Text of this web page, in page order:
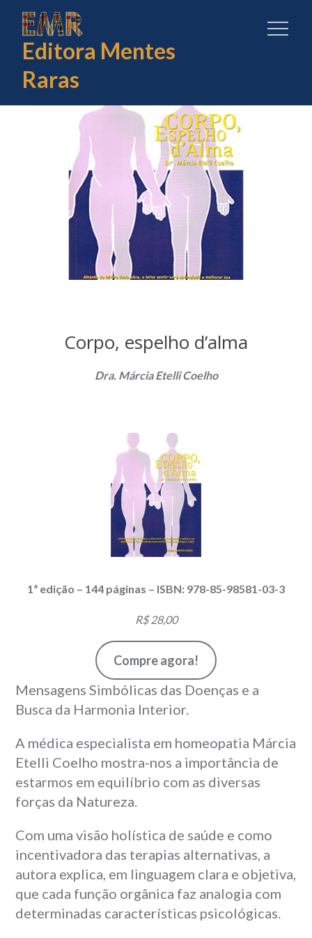
contentEditora Mentes
Raras
Corpo, espelho d’alma
Dra. Márcia Etelli Coelho
1ª edição – 144 páginas – ISBN: 978-85-98581-03-3
R$ 28,00
Compre agora!
Mensagens Simbólicas das Doenças e a
Busca da Harmonia Interior.
A médica especialista em homeopatia Márcia
Etelli Coelho mostra-nos a importância de
estarmos em equilíbrio com as diversas
forças da Natureza.
Com uma visão holística de saúde e como
incentivadora das terapias alternativas, a
autora explica, em linguagem clara e objetiva,
que cada função orgânica faz analogia com
determinadas características psicológicas.